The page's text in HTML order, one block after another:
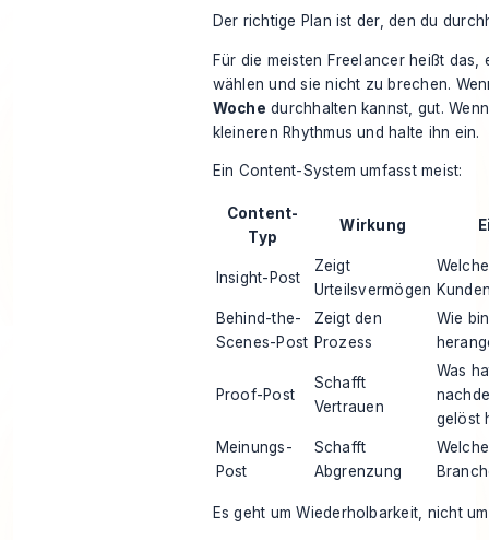
Der richtige Plan ist der, den du
Für die meisten Freelancer heißt das,
wählen und sie nicht zu brechen.
Woche durchhalten kannst, gut.
kleineren Rhythmus und halte ihn ein.
Ein Content-System umfasst meist:
Content-
Typ
Wirkung
Insight-Post
Zeigt
Urteilsvermögen
Behind-the-
Scenes-Post
Zeigt den
Prozess
Wie
Proof-Post
Schafft
Vertrauen
Was
gelöst
Meinungs-
Post
Schafft
Abgrenzung
Es geht um Wiederholbarkeit, nicht